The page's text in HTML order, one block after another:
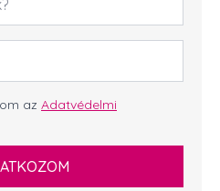
az Adatvédelmi